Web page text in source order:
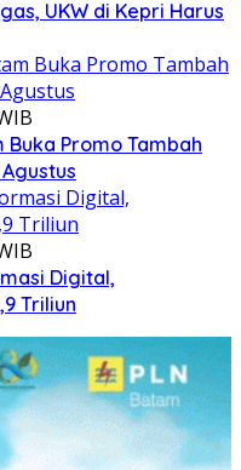
UKW di Kepri Harus
Buka Promo Tambah
Digital,
Triliun